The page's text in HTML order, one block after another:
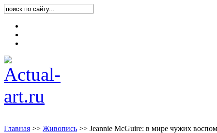
Главная >> Живопись >> Jeannie McGuire: в мире чужих